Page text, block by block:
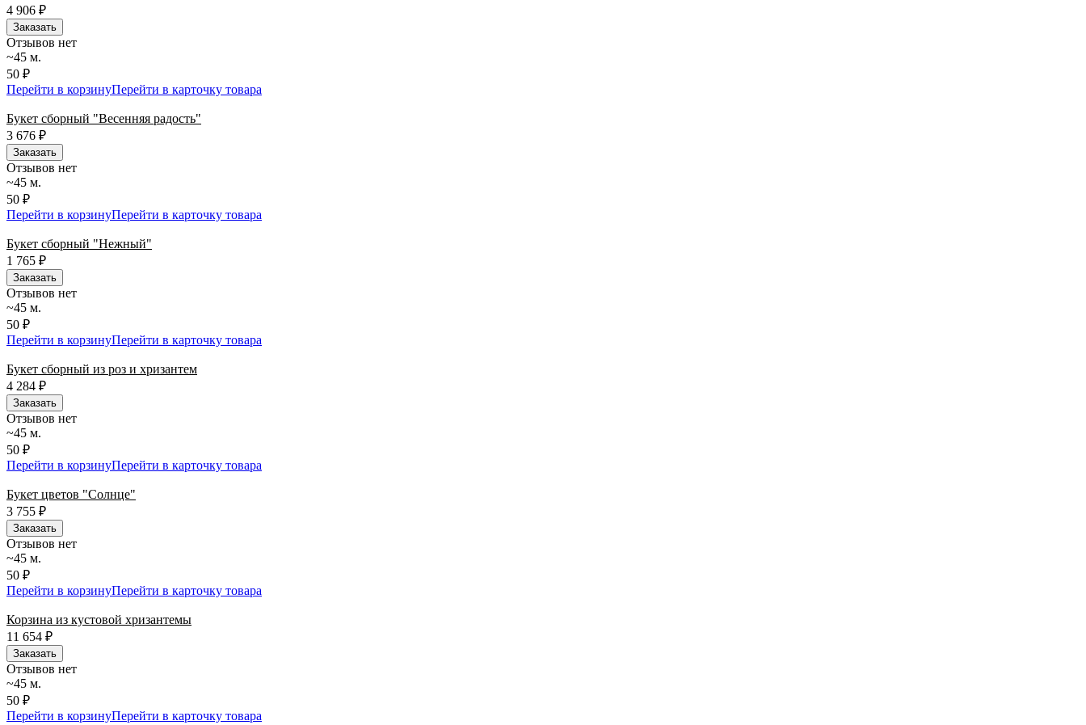
4 906 ₽
Заказать
Отзывов нет
~45 м.
50 ₽
Перейти в корзинуПерейти в карточку товара
Букет сборный "Весенняя радость"
3 676 ₽
Заказать
Отзывов нет
~45 м.
50 ₽
Перейти в корзинуПерейти в карточку товара
Букет сборный "Нежный"
1 765 ₽
Заказать
Отзывов нет
~45 м.
50 ₽
Перейти в корзинуПерейти в карточку товара
Букет сборный из роз и хризантем
4 284 ₽
Заказать
Отзывов нет
~45 м.
50 ₽
Перейти в корзинуПерейти в карточку товара
Букет цветов "Солнце"
3 755 ₽
Заказать
Отзывов нет
~45 м.
50 ₽
Перейти в корзинуПерейти в карточку товара
Корзина из кустовой хризантемы
11 654 ₽
Заказать
Отзывов нет
~45 м.
50 ₽
Перейти в корзинуПерейти в карточку товара